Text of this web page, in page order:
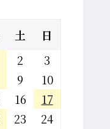
土
日
2
3
9
10
16
17
23
24